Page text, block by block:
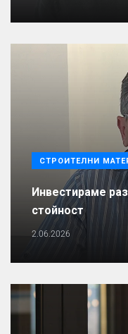
СТРОИТЕЛНИ
Инвестираме
стойност
2.06.2026